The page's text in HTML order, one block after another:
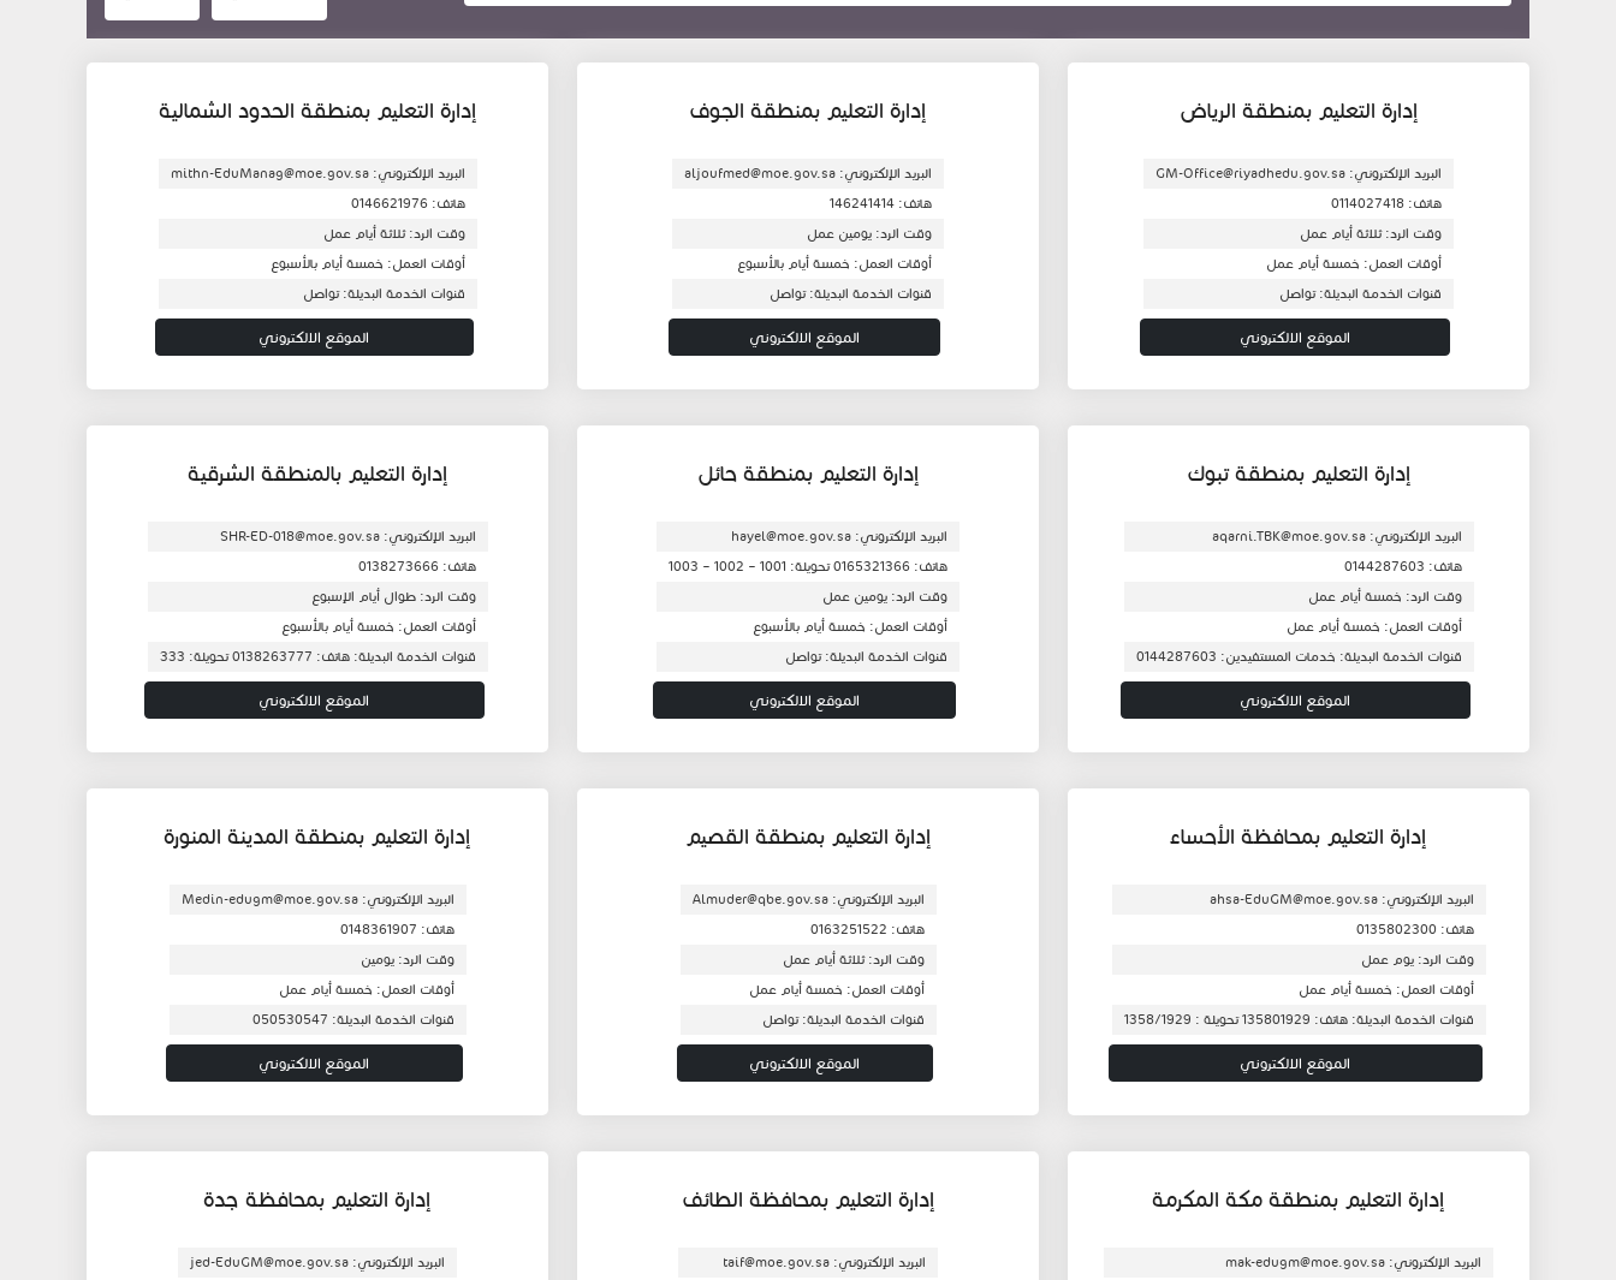
إدارة التعليم بمنطقة الرياض
البريد الإلكتروني: GM-Office@riyadhedu.gov.sa
هاتف: 0114027418
وقت الرد: ثلاثة أيام عمل
أوقات العمل: خمسة أيام عمل
قنوات الخدمة البديلة: تواصل
الموقع الالكتروني
إدارة التعليم بمنطقة الجوف
البريد الإلكتروني: aljoufmed@moe.gov.sa
هاتف: 146241414
وقت الرد: يومين عمل
أوقات العمل: خمسة أيام بالأسبوع
قنوات الخدمة البديلة: تواصل
الموقع الالكتروني
إدارة التعليم بمنطقة الحدود الشمالية
البريد الإلكتروني: mithn-EduManag@moe.gov.sa
هاتف: 0146621976
وقت الرد: ثلاثة أيام عمل
أوقات العمل: خمسة أيام بالأسبوع
قنوات الخدمة البديلة: تواصل
الموقع الالكتروني
إدارة التعليم بمنطقة تبوك
البريد الإلكتروني: aqarni.TBK@moe.gov.sa
هاتف: 0144287603
وقت الرد: خمسة أيام عمل
أوقات العمل: خمسة أيام عمل
قنوات الخدمة البديلة: خدمات المستفيدين: 0144287603
الموقع الالكتروني
إدارة التعليم بمنطقة حائل
البريد الإلكتروني: hayel@moe.gov.sa
هاتف: 0165321366 تحويلة: 1001 – 1002 – 1003
وقت الرد: يومين عمل
أوقات العمل: خمسة أيام بالأسبوع
قنوات الخدمة البديلة: تواصل
الموقع الالكتروني
إدارة التعليم بالمنطقة الشرقية
البريد الإلكتروني: SHR-ED-018@moe.gov.sa
هاتف: 0138273666
وقت الرد: طوال أيام الإسبوع
أوقات العمل: خمسة أيام بالأسبوع
قنوات الخدمة البديلة: هاتف: 0138263777 تحويلة: 333
الموقع الالكتروني
إدارة التعليم بمحافظة الأحساء
البريد الإلكتروني: ahsa-EduGM@moe.gov.sa
هاتف: 0135802300
وقت الرد: يوم عمل
أوقات العمل: خمسة أيام عمل
قنوات الخدمة البديلة: هاتف: 135801929 تحويلة : 1358/1929
الموقع الالكتروني
إدارة التعليم بمنطقة القصيم
البريد الإلكتروني:Almuder@qbe.gov.sa
هاتف: 0163251522
وقت الرد: ثلاثة أيام عمل
أوقات العمل: خمسة أيام عمل
قنوات الخدمة البديلة: تواصل
الموقع الالكتروني
إدارة التعليم بمنطقة المدينة المنورة
البريد الإلكتروني: Medin-edugm@moe.gov.sa
هاتف: 0148361907
وقت الرد: يومين
أوقات العمل: خمسة أيام عمل
قنوات الخدمة البديلة: 050530547
الموقع الالكتروني
إدارة التعليم بمنطقة مكة المكرمة
البريد الإلكتروني: mak-edugm@moe.gov.sa
إدارة التعليم بمحافظة الطائف
البريد الإلكتروني: taif@moe.gov.sa
إدارة التعليم بمحافظة جدة
البريد الإلكتروني: jed-EduGM@moe.gov.sa